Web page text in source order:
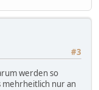
#3
werden so
mehrheitlich nur an